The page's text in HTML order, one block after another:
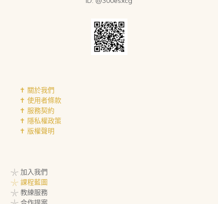
✝︎ 關於我們
✝︎ 使用者條款
✝︎ 服務契約
✝︎ 隱私權政策
✝︎ 版權聲明
𓇼 加入我們
𓇼 課程藍圖
𓇼 教練服務